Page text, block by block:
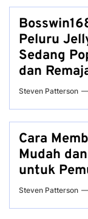
Peluru
Sedang
dan
Steven Patterson
Cara
Mudah
untuk
Steven Patterson